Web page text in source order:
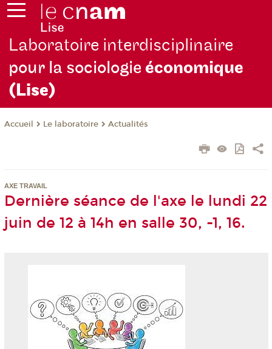
Laboratoire interdisciplinaire
pour la sociologieéconomique
(Lise)
Accueil Le laboratoire Actualités
AXE TRAVAIL
Dernière séance de l'axe le lundi 22
juin de 12 à 14h en salle 30, -1, 16.